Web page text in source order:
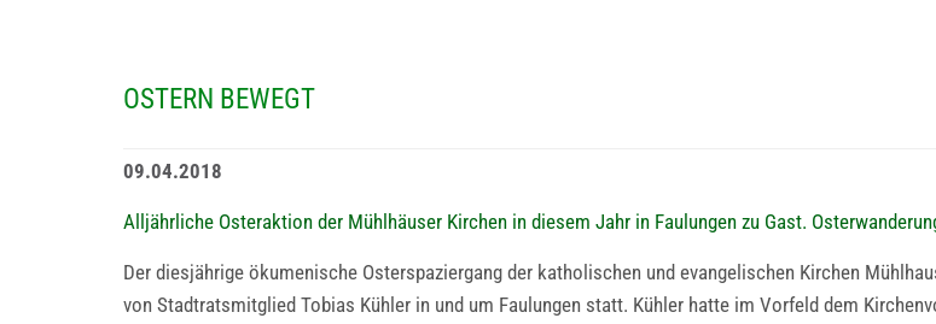
OSTERN BEWEGT
09.04.2018
Alljährliche Osteraktion der Mühlhäuser Kirchen in diesem Jahr in Faulungen zu Gast.
Der diesjährige ökumenische Osterspaziergang der katholischen und evangelischen Kirchen
von Stadtratsmitglied Tobias Kühler in und um Faulungen statt. Kühler hatte im Vorfeld dem